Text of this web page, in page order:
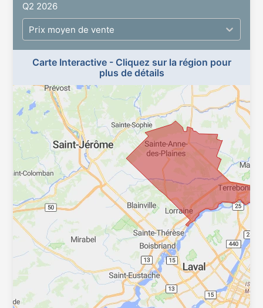
Q2 2026
Prix moyen de vente
Carte Interactive - Cliquez sur la région pour
plus de détails